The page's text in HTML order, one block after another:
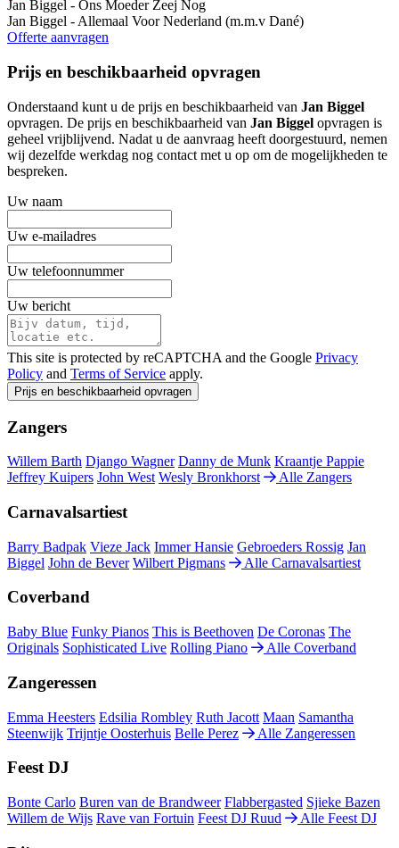
Jan Biggel - Ons Moeder Zeej Nog
Jan Biggel - Allemaal Voor Nederland (m.m.v Dané)
Offerte aanvragen
Prijs en beschikbaarheid opvragen
Onderstaand kunt u de prijs en beschikbaarheid van Jan Biggel
opvragen. De prijs en beschikbaarheid van Jan Biggel opvragen is
geheel vrijblijvend. Nadat u de aanvraag heeft doorgestuurd, nemen
wij dezelfde werkdag nog contact met u op om de mogelijkheden te
bespreken.
Uw naam
Uw e-mailadres
Uw telefoonnummer
Uw bericht
This site is protected by reCAPTCHA and the Google Privacy
Policy and Terms of Service apply.
Prijs en beschikbaarheid opvragen
Zangers
Willem Barth Django Wagner Danny de Munk Kraantje Pappie
Jeffrey Kuipers John West Wesly Bronkhorst Alle Zangers
Carnavalsartiest
Barry Badpak Vieze Jack Immer Hansie Gebroeders Rossig Jan
Biggel John de Bever Wilbert Pigmans Alle Carnavalsartiest
Coverband
Baby Blue Funky Pianos This is Beethoven De Coronas The
Originals Sophisticated Live Rolling Piano Alle Coverband
Zangeressen
Emma Heesters Edsilia Rombley Ruth Jacott Maan Samantha
Steenwijk Trijntje Oosterhuis Belle Perez Alle Zangeressen
Feest DJ
Bonte Carlo Buren van de Brandweer Flabbergasted Sjieke Bazen
Willem de Wijs Rave van Fortuin Feest DJ Ruud Alle Feest DJ